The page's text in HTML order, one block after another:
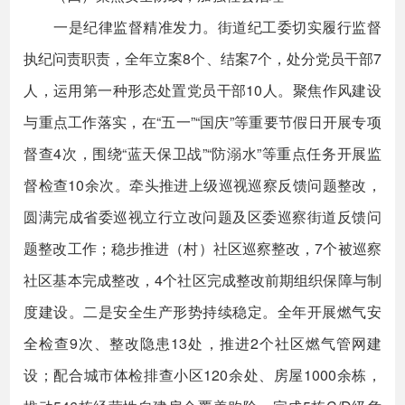
一是纪律监督精准发力。街道纪工委切实履行监督
执纪问责职责，全年立案8个、结案7个，处分党员干部7
人，运用第一种形态处置党员干部10人。聚焦作风建设
与重点工作落实，在“五一”“国庆”等重要节假日开展专项
督查4次，围绕“蓝天保卫战”“防溺水”等重点任务开展监
督检查10余次。牵头推进上级巡视巡察反馈问题整改，
圆满完成省委巡视立行立改问题及区委巡察街道反馈问
题整改工作；稳步推进（村）社区巡察整改，7个被巡察
社区基本完成整改，4个社区完成整改前期组织保障与制
度建设。二是安全生产形势持续稳定。全年开展燃气安
全检查9次、整改隐患13处，推进2个社区燃气管网建
设；配合城市体检排查小区120余处、房屋1000余栋，